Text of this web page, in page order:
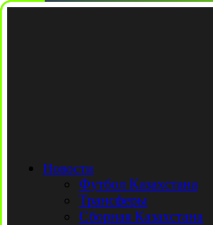
Новости
Футбол Казахстана
Трансферы
Сборная Казахстана